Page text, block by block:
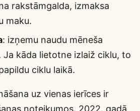
rakstāmgalda, izmaksa
maku.
: izņemu naudu mēneša
Ja kāda lietotne izlaiž ciklu, to
ciklu laikā.
uz vienas ierīces ir
noteikumos. 2022. gadā